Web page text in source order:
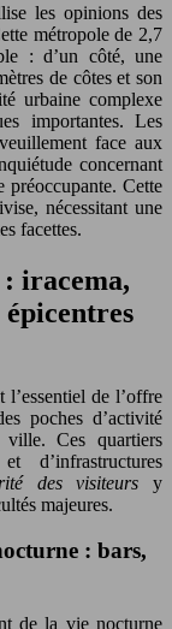
les opinions des
métropole de 2,7
: d’un côté, une
de côtes et son
urbaine complexe
importantes. Les
face aux
concernant
préoccupante. Cette
nécessitant une
facettes.
iracema,
l’essentiel de l’offre
poches d’activité
Ces quartiers
d’infrastructures
des visiteursy
majeures.
: bars,
de la vie nocturne